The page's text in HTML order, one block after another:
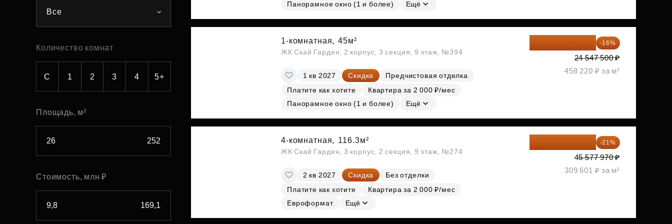
Рефинансирование
Субсидии
Все
Количество комнат
С 1 2 3 4 5+
Площадь, м²
Стоимость, млн ₽
Панорамное окно (1 и более)
Ещё
1-комнатная, 45м²
ЖК Скай Гарден, 2 корпус, 3 секция, 9 этаж, №394
1 кв 2027 Скидка
Предчистовая отделка
Платите как хотите
Квартира за 2 000 ₽/мес
Панорамное окно (1 и более)
Ещё
-16%
24 547 500 ₽
458 220 ₽ за м²
4-комнатная, 116.3м²
ЖК Скай Гарден, 3 корпус, 2 секция, 9 этаж, №274
2 кв 2027 Скидка
Без отделки
Платите как хотите
Квартира за 2 000 ₽/мес
Евроформат
Ещё
-21%
45 577 970 ₽
309 601 ₽ за м²